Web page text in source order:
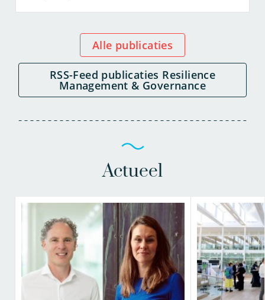
Alle publicaties
RSS-Feed publicaties Resilience
Management & Governance
Actueel